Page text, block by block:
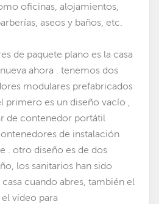
oficinas, alojamientos,
aseos y baños, etc.
de paquete plano es la casa
ahora . tenemos dos
modulares prefabricados
primero es un diseño vacío ,
de contenedor portátil
de instalación
. otro diseño es de dos
los sanitarios han sido
cuando abres, también el
video para